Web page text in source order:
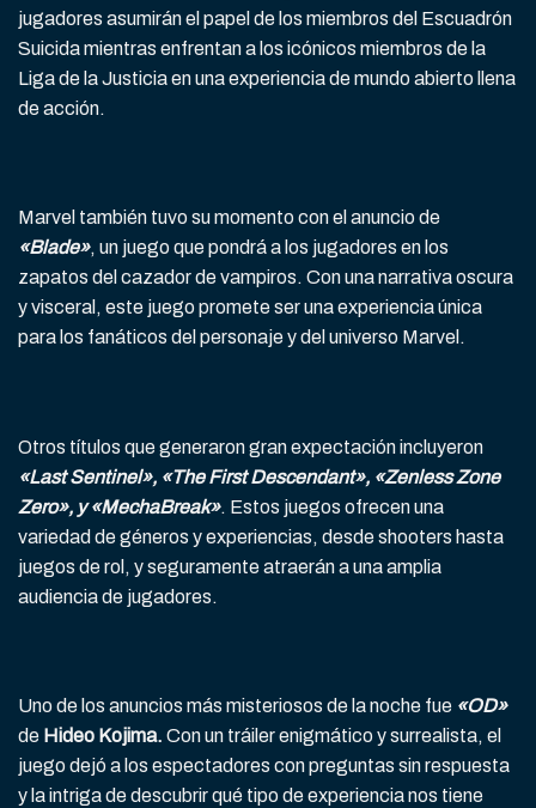
jugadores asumirán el papel de los miembros del Escuadrón
Suicida mientras enfrentan a los icónicos miembros de la
Liga de la Justicia en una experiencia de mundo abierto llena
de acción.
Marvel también tuvo su momento con el anuncio de
«Blade», un juego que pondrá a los jugadores en los
zapatos del cazador de vampiros. Con una narrativa oscura
y visceral, este juego promete ser una experiencia única
para los fanáticos del personaje y del universo Marvel.
Otros títulos que generaron gran expectación incluyeron
«Last Sentinel», «The First Descendant», «Zenless Zone
Zero», y «MechaBreak». Estos juegos ofrecen una
variedad de géneros y experiencias, desde shooters hasta
juegos de rol, y seguramente atraerán a una amplia
audiencia de jugadores.
Uno de los anuncios más misteriosos de la noche fue «OD»
de Hideo Kojima. Con un tráiler enigmático y surrealista, el
juego dejó a los espectadores con preguntas sin respuesta
y la intriga de descubrir qué tipo de experiencia nos tiene